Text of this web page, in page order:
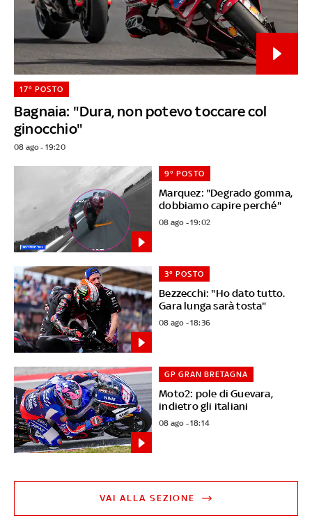
Bagnaia: "Dura, non potevo toccare col
ginocchio"
17° POSTO
08 ago - 19:20
Marquez: "Degrado gomma,
dobbiamo capire perché"
9° POSTO
08 ago - 19:02
Bezzecchi: "Ho dato tutto.
Gara lunga sarà tosta"
3° POSTO
08 ago - 18:36
Moto2: pole di Guevara,
indietro gli italiani
GP GRAN BRETAGNA
08 ago - 18:14
VAI ALLA SEZIONE